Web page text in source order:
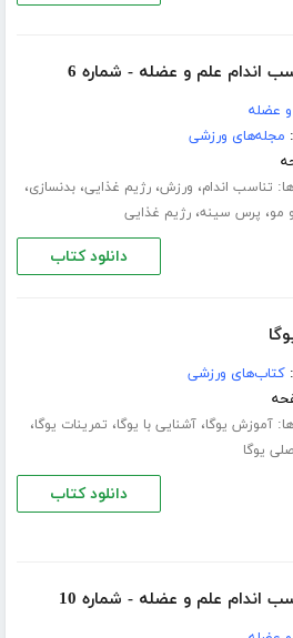
اندام علم و عضله - شماره 6
عضله
مجله‌های ورزشی
تناسب اندام، ورزش،رژیم غذایی،بدنسازی،
مو، پرس سینه،رژیم غذایی
دانلود کتاب
کتاب‌های ورزشی
آموزش یوگا،آشنایی با یوگا، تمرینات یوگا،
یوگا
دانلود کتاب
اندام علم و عضله - شماره 10